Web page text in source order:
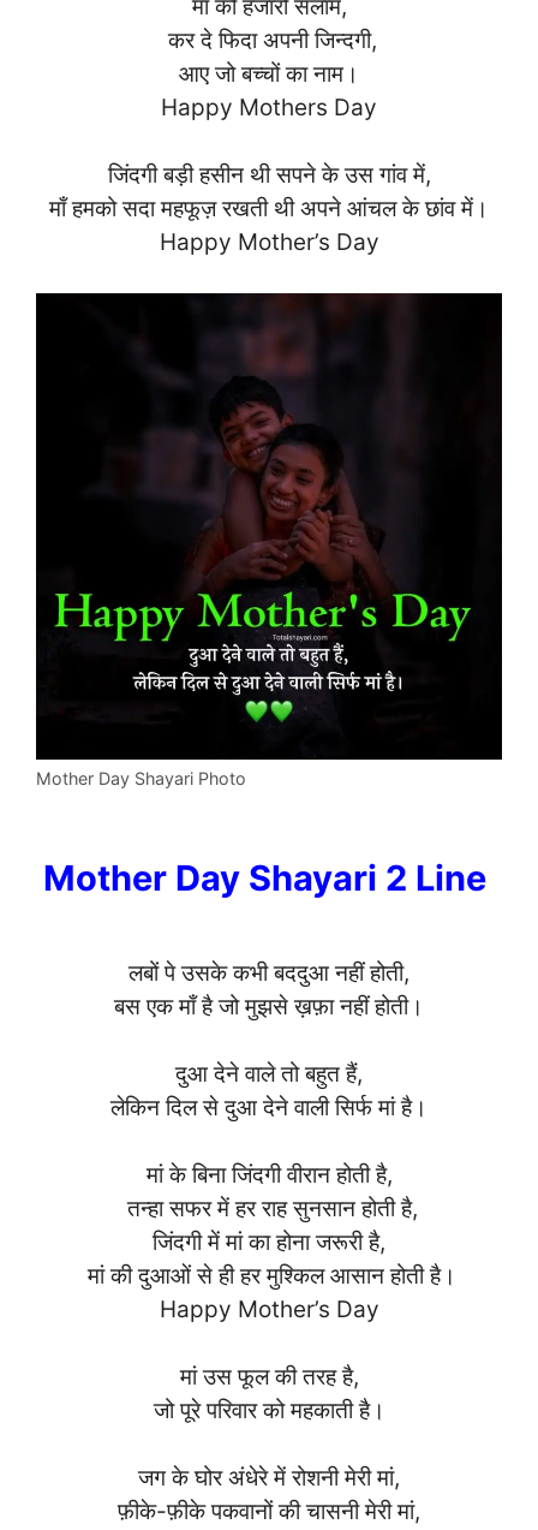
माँ को हजारों सलाम,
कर दे फिदा अपनी जिन्दगी,
आए जो बच्चों का नाम।
Happy Mothers Day
जिंदगी बड़ी हसीन थी सपने के उस गांव में,
माँ हमको सदा महफूज़ रखती थी अपने आंचल के छांव में।
Happy Mother’s Day
Mother Day Shayari Photo
Mother Day Shayari 2 Line
लबों पे उसके कभी बददुआ नहीं होती,
बस एक माँ है जो मुझसे ख़फ़ा नहीं होती।
दुआ देने वाले तो बहुत हैं,
लेकिन दिल से दुआ देने वाली सिर्फ मां है।
मां के बिना जिंदगी वीरान होती है,
तन्हा सफर में हर राह सुनसान होती है,
जिंदगी में मां का होना जरूरी है,
मां की दुआओं से ही हर मुश्किल आसान होती है।
Happy Mother’s Day
मां उस फूल की तरह है,
जो पूरे परिवार को महकाती है।
जग के घोर अंधेरे में रोशनी मेरी मां,
फ़ीके-फ़ीके पकवानों की चासनी मेरी मां,